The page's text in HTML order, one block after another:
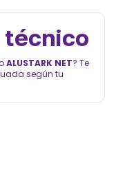
técnico
ALUSTARK NET? Te
según tu